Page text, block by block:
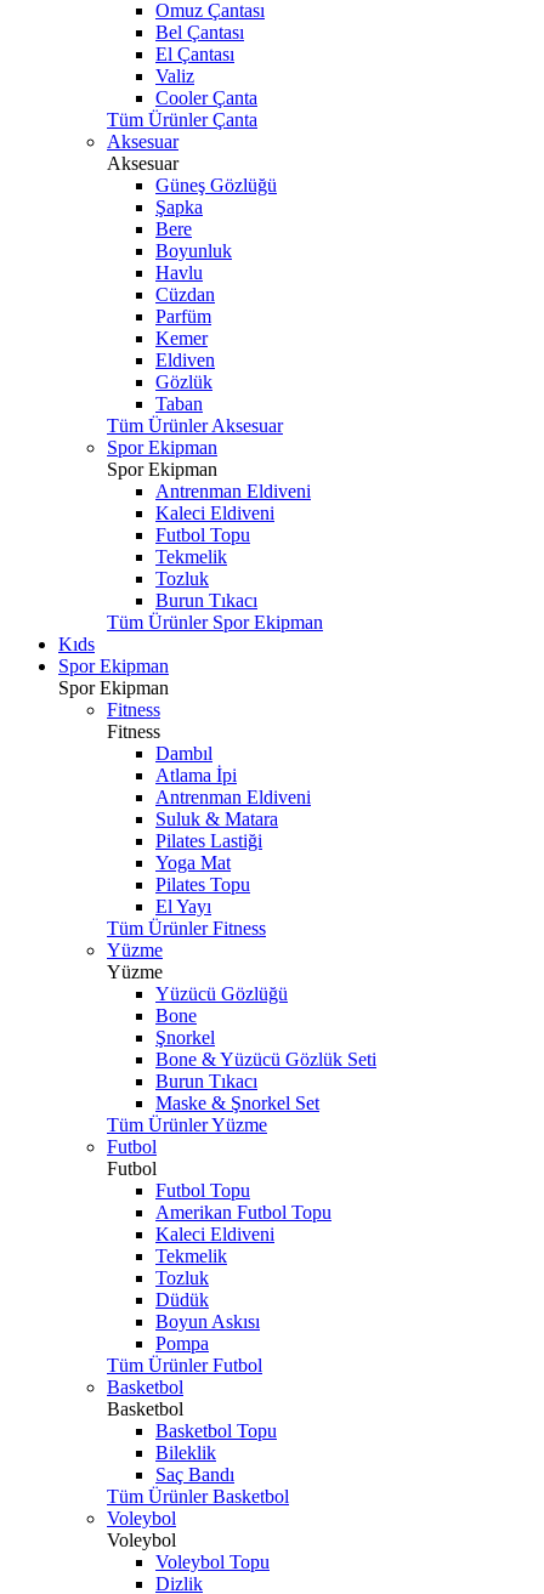
Omuz Çantası
Bel Çantası
El Çantası
Valiz
Cooler Çanta
Tüm Ürünler Çanta
Aksesuar
Aksesuar
Güneş Gözlüğü
Şapka
Bere
Boyunluk
Havlu
Cüzdan
Parfüm
Kemer
Eldiven
Gözlük
Taban
Tüm Ürünler Aksesuar
Spor Ekipman
Spor Ekipman
Antrenman Eldiveni
Kaleci Eldiveni
Futbol Topu
Tekmelik
Tozluk
Burun Tıkacı
Tüm Ürünler Spor Ekipman
Kıds
Spor Ekipman
Spor Ekipman
Fitness
Fitness
Dambıl
Atlama İpi
Antrenman Eldiveni
Suluk & Matara
Pilates Lastiği
Yoga Mat
Pilates Topu
El Yayı
Tüm Ürünler Fitness
Yüzme
Yüzme
Yüzücü Gözlüğü
Bone
Şnorkel
Bone & Yüzücü Gözlük Seti
Burun Tıkacı
Maske & Şnorkel Set
Tüm Ürünler Yüzme
Futbol
Futbol
Futbol Topu
Amerikan Futbol Topu
Kaleci Eldiveni
Tekmelik
Tozluk
Düdük
Boyun Askısı
Pompa
Tüm Ürünler Futbol
Basketbol
Basketbol
Basketbol Topu
Bileklik
Saç Bandı
Tüm Ürünler Basketbol
Voleybol
Voleybol
Voleybol Topu
Dizlik